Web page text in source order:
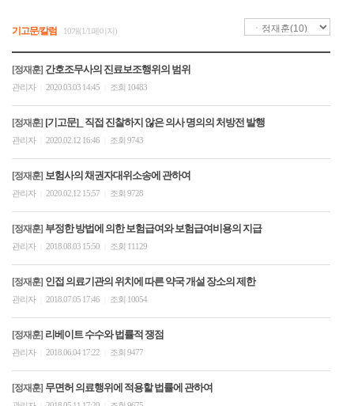
기고문/칼럼 10개(1/1페이지)
[정재훈] 간호조무사의 진료보조행위의 범위
관리자 2020.03.03 14:45 조회 10483
[정재훈] [기고문]_ 직접 진찰하지 않은 의사 명의의 처방전 발행
관리자 2020.02.12 16:46 조회 9743
[정재훈] 보험사의 채권자대위소송에 관하여
관리자 2020.02.12 15:57 조회 9728
[정재훈] 부정한 방법에 의한 보험급여와 보험급여비용의 지급
관리자 2018.08.03 15:50 조회 11129
[정재훈] 인접 의료기관의 위치에 따른 약국 개설 장소의 제한
관리자 2018.07.05 17:46 조회 10054
[정재훈] 리베이트 수수와 법률적 쟁점
관리자 2018.06.04 17:22 조회 9477
[정재훈] 무면허 의료행위에 적용할 법률에 관하여